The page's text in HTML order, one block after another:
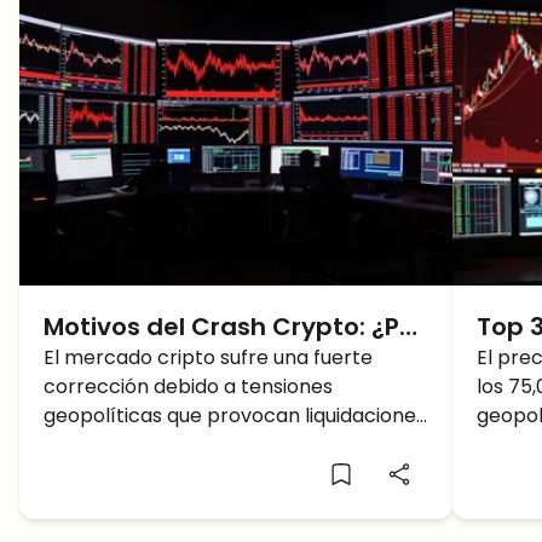
Motivos del Crash Crypto: ¿Por
qué están bajando las
criptomonedas hoy?
El mercado cripto sufre una fuerte
corrección debido a tensiones
geopolíticas que provocan liquidaciones
Top
El
los